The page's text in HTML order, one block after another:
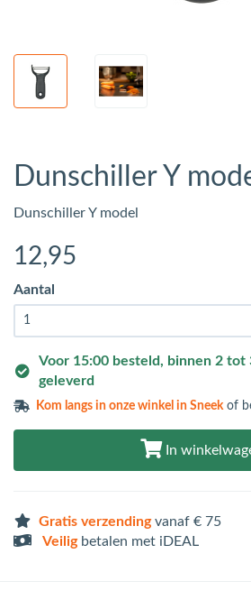
Dunschiller Y
Dunschiller Y model
12,95
Aantal
Voor 15:00 besteld, binnen 2 tot
geleverd
Kom langs inonze winkel in Sneek of
In
Gratis verzendingvanaf € 75
Veiligbetalen met iDEAL